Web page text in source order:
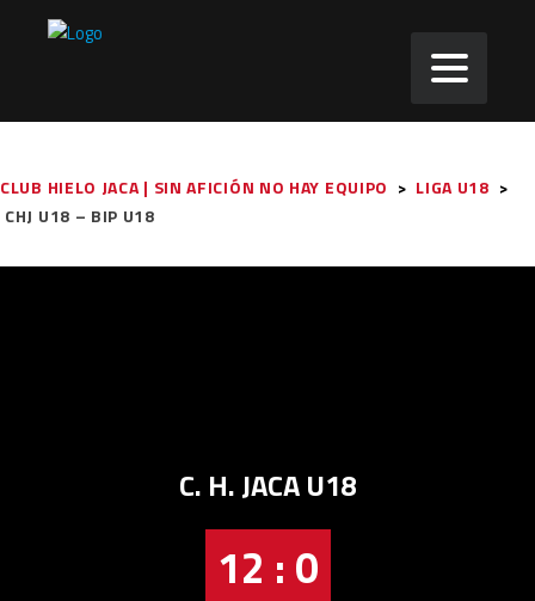
CLUB HIELO JACA | SIN AFICIÓN NO HAY EQUIPO > LIGA U18 >
CHJ U18 – BIP U18
C. H. JACA U18
12 : 0